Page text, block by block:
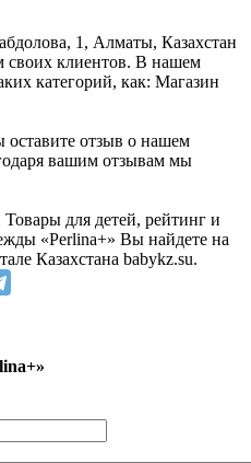
1, Алматы, Казахстан
своих клиентов. В нашем
категорий, как: Магазин
отзыв о нашем
вашим отзывам мы
для детей, рейтинг и
«Perlina+» Вы найдете на
Казахстана babykz.su.